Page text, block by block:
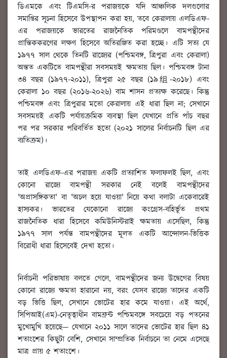
ডিএমকে এবং টিএমসি-র পরাজয়কে যদি আঞ্চলিক দলগুলোর
সমাপ্তির সূচনা হিসেবে উপস্থাপন করা হয়, তবে কেরালায় এলডিএফ-
এর পরাজয়কে ভারতের রাজনৈতিক পরিমণ্ডলে বামপন্থীদের
প্রান্তিককরণের লক্ষণ হিসেবে অতিরঞ্জিত করা হচ্ছে। এটি সত্য যে
১৯৭৭ সাল থেকে তিনটি রাজ্যের (পশ্চিমবঙ্গ, ত্রিপুরা এবং কেরালা)
অন্তত একটিতে বামপন্থীরা সবসময়ই ক্ষমতায় ছিল। পশ্চিমবঙ্গ টানা
৩৪ বছর (১৯৭৭-২০১১), ত্রিপুরা ২৫ বছর (১৯组-২০১৮) এবং
কেরালা ১০ বছর (২০১৬-২০২৬) বাম শাসন প্রত্যক্ষ করেছে। কিন্তু
পশ্চিমবঙ্গ এবং ত্রিপুরার মতো কেরালায় এই ধারা ছিল না; সেখানে
সবসময়ই একটি পর্যায়ক্রমিক ব্যবস্থা ছিল যেখানে প্রতি পাঁচ বছর
পর পর সরকার পরিবর্তিত হতো (২০২১ সালের নির্বাচনটি ছিল এর
ব্যতিক্রম)।
তাই এলডিএফ-এর পরাজয় একটি প্রত্যাশিত ফলাফলই ছিল, এবং
কোনো রাজ্যে বামপন্থী সরকার নেই বলেই বামপন্থীদের
'অপ্রাসঙ্গিকতা' বা 'অচল হয়ে যাওয়া' নিয়ে কথা বলাটা একেবারেই
হাস্যকর। ভারতের যেকোনো রাজ্যে কংগ্রেস-বহির্ভূত প্রথম
রাজনৈতিক ধারা হিসেবে কমিউনিস্টরাই ক্ষমতায় এসেছিল, কিন্তু
১৯৭৭ সাল পর্যন্ত বামপন্থীদের মূলত একটি আন্দোলন-ভিত্তিক
বিরোধী ধারা হিসেবেই দেখা হতো।
নির্বাচনী পরিভাষায় বলতে গেলে, বামপন্থীদের জন্য উদ্বেগের বিষয়
কোনো রাজ্যে ক্ষমতা হারানো নয়, বরং যেসব রাজ্যে তাদের একটি
বড় ভিত্তি ছিল, সেখানে ভোটের হার কমে যাওয়া। এই অর্থে,
সিপিআই(এম)-নেতৃত্বাধীন বামফ্রন্ট পশ্চিমবঙ্গে সবচেয়ে বড় পতনের
মুখোমুখি হয়েছে— যেখানে ২০১১ সালে তাদের ভোটের হার ছিল ৪১
শতাংশের কিছুটা বেশি, সেখানে সাম্প্রতিক নির্বাচনে তা নেমে এসেছে
মাত্র প্রায় ৫ শতাংশে।